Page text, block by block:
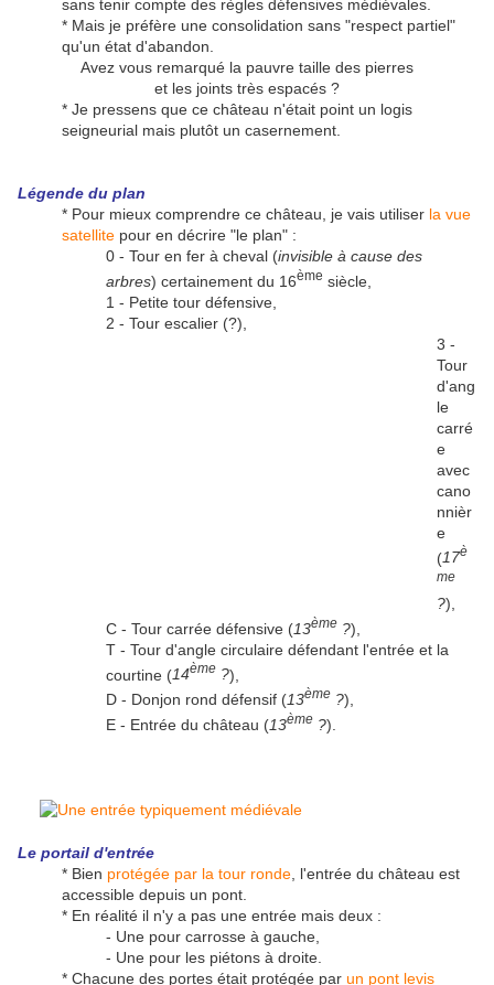
sans tenir compte des règles défensives médiévales.
* Mais je préfère une consolidation sans "respect partiel"
qu'un état d'abandon.
Avez vous remarqué la pauvre taille des pierres
et les joints très espacés ?
* Je pressens que ce château n'était point un logis
seigneurial mais plutôt un casernement.
Légende du plan
* Pour mieux comprendre ce château, je vais utiliser la vue
satellite pour en décrire "le plan" :
0 - Tour en fer à cheval (invisible à cause des
arbres) certainement du 16ème siècle,
1 - Petite tour défensive,
2 - Tour escalier (?),
3 -
Tour
d'ang
le
carré
e
avec
cano
nnièr
e
(17è
me
?),
C - Tour carrée défensive (13ème ?),
T - Tour d'angle circulaire défendant l'entrée et la
courtine (14ème ?),
D - Donjon rond défensif (13ème ?),
E - Entrée du château (13ème ?).
Le portail d'entrée
* Bien protégée par la tour ronde , l'entrée du château est
accessible depuis un pont.
* En réalité il n'y a pas une entrée mais deux :
- Une pour carrosse à gauche,
- Une pour les piétons à droite.
* Chacune des portes était protégée par un pont levis